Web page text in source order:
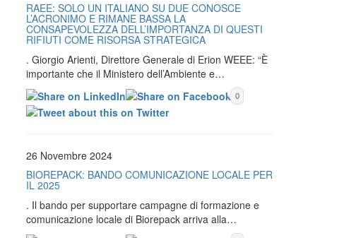
RAEE: SOLO UN ITALIANO SU DUE CONOSCE
L’ACRONIMO E RIMANE BASSA LA
CONSAPEVOLEZZA DELL’IMPORTANZA DI QUESTI
RIFIUTI COME RISORSA STRATEGICA
. Giorgio Arienti, Direttore Generale di Erion WEEE: “È
importante che il Ministero dell’Ambiente e…
0
26 Novembre 2024
BIOREPACK: BANDO COMUNICAZIONE LOCALE PER
IL 2025
. Il bando per supportare campagne di formazione e
comunicazione locale di Biorepack arriva alla…